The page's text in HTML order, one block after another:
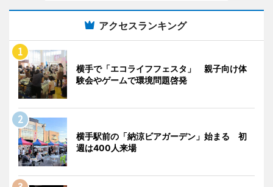
アクセスランキング
横手で「エコライフフェスタ」 親子向け体
験会やゲームで環境問題啓発
横手駅前の「納涼ビアガーデン」始まる 初
週は400人来場